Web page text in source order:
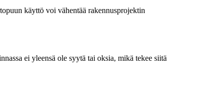
käyttö voi vähentää rakennusprojektin
ei yleensä ole syytä tai oksia, mikä tekee siitä